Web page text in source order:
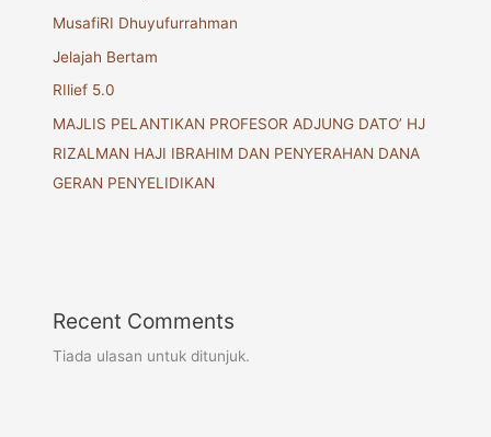
MusafiRI Dhuyufurrahman
Jelajah Bertam
RIlief 5.0
MAJLIS PELANTIKAN PROFESOR ADJUNG DATO’ HJ
RIZALMAN HAJI IBRAHIM DAN PENYERAHAN DANA
GERAN PENYELIDIKAN
Recent Comments
Tiada ulasan untuk ditunjuk.